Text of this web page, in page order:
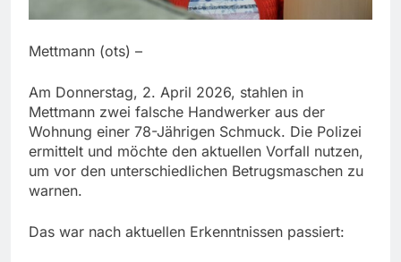
Mettmann (ots) –
Am Donnerstag, 2. April 2026, stahlen in
Mettmann zwei falsche Handwerker aus der
Wohnung einer 78-Jährigen Schmuck. Die Polizei
ermittelt und möchte den aktuellen Vorfall nutzen,
um vor den unterschiedlichen Betrugsmaschen zu
warnen.
Das war nach aktuellen Erkenntnissen passiert: